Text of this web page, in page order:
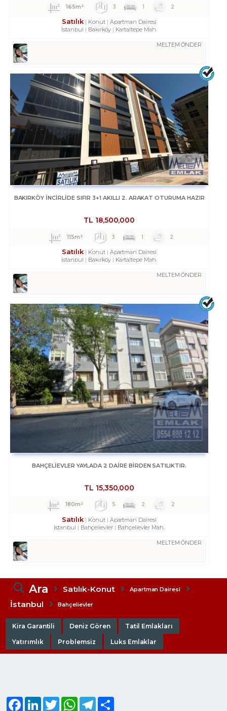
165m² 3 1 2
Satılık Konut
Apartman Dairesi
İstanbul
Bakırköy Kartaltepe Mah.
MELTEM ÖNDER
BAKIRKÖY İNCİRLİDE SIFIR 3+1 AKILLI 2. ARAKAT OTURUMA HAZIR
TL 18,500,000
115m² 3 1 2
Satılık Konut
Apartman Dairesi
İstanbul
Bakırköy Kartaltepe Mah.
MELTEM ÖNDER
BAHÇELİEVLER YAYLADA 2 DAİRE BİRDEN SATILIKTIR.
TL 15,350,000
180m² 5 2 2
Satılık Konut
Apartman Dairesi
İstanbul
Bahçelievler Bahçelievler Mah.
MELTEM ÖNDER
Ara Satılık-Konut Apartman Dairesi
İstanbul Bahçelievler
Kira Garantili Deniz Gören Tatil Emlakları
Yatırımlık Problemsiz Luks Emlaklar
FacebookLinkedInTwitter WhatsAppTelegram